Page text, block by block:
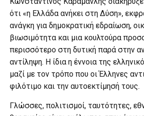
ότι «η Ελλάδα ανήκει στη Δύση»,
ανάγκη για δημοκρατική εδραίωση,
βιωσιμότητα και μια κουλτούρα
περισσότερο στη δυτική παρά στην
αντίληψη. Η ίδια η έννοια της
μαζί με τον τρόπο που οι Έλληνες
φιλότιμο και την αυτοεκτίμησή τους.
Γλώσσες, πολιτισμοί, ταυτότητες,